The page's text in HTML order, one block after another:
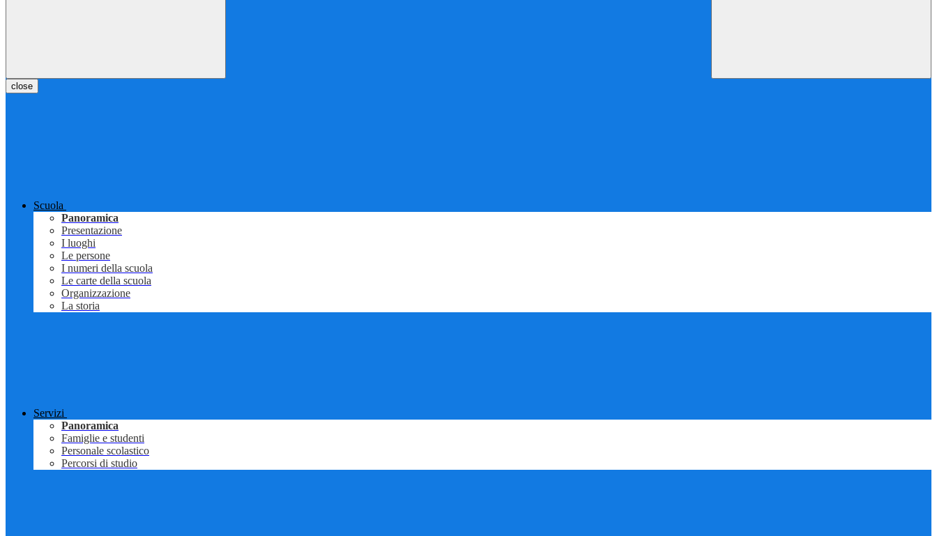
close
Scuola
Panoramica
Presentazione
I luoghi
Le persone
I numeri della scuola
Le carte della scuola
Organizzazione
La storia
Servizi
Panoramica
Famiglie e studenti
Personale scolastico
Percorsi di studio